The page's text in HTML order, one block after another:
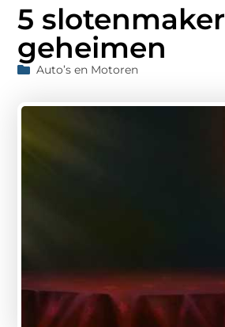
5 slotenmaker
geheimen
Auto’s en Motoren